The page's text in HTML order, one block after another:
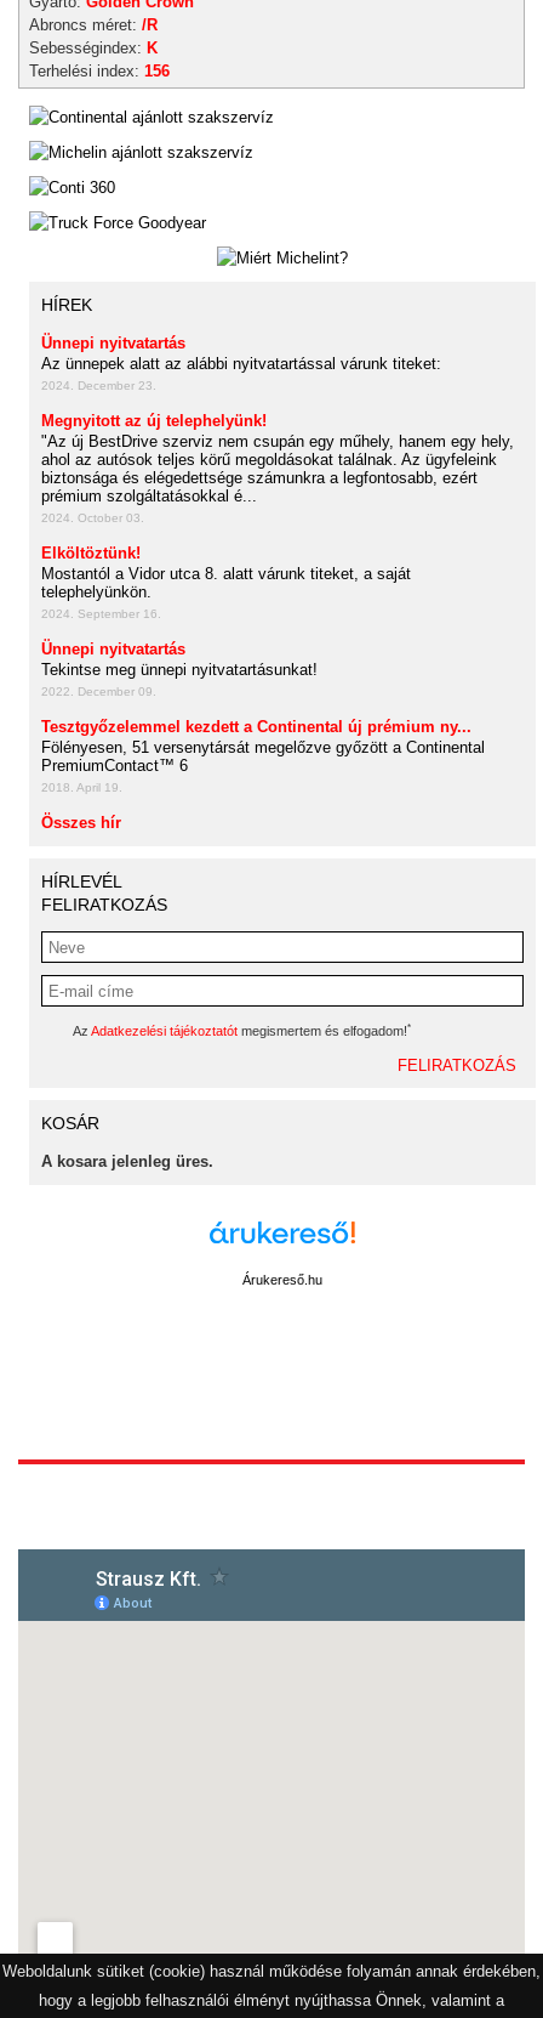
Weboldalunk sütiket (cookie) használ működése folyamán annak érdekében,
hogy a legjobb felhasználói élményt nyújthassa Önnek, valamint a
Abroncs méret: /R
Sebességindex: K
Terhelési index: 156
HÍREK
Ünnepi nyitvatartás
Az ünnepek alatt az alábbi nyitvatartással várunk titeket:
2024. December 23.
Megnyitott az új telephelyünk!
"Az új BestDrive szerviz nem csupán egy műhely, hanem egy hely,
ahol az autósok teljes körű megoldásokat találnak. Az ügyfeleink
biztonsága és elégedettsége számunkra a legfontosabb, ezért
prémium szolgáltatásokkal é...
2024. October 03.
Elköltöztünk!
Mostantól a Vidor utca 8. alatt várunk titeket, a saját
telephelyünkön.
2024. September 16.
Ünnepi nyitvatartás
Tekintse meg ünnepi nyitvatartásunkat!
2022. December 09.
Tesztgyőzelemmel kezdett a Continental új prémium ny...
Fölényesen, 51 versenytársát megelőzve győzött a Continental
PremiumContact™ 6
2018. April 19.
Összes hír
HÍRLEVÉL
FELIRATKOZÁS
Az Adatkezelési tájékoztatót megismertem és elfogadom!*
KOSÁR
A kosara jelenleg üres.
Árukereső.hu